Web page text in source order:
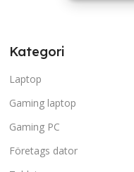
Kategori
Laptop
Gaming laptop
Gaming PC
Företags dator